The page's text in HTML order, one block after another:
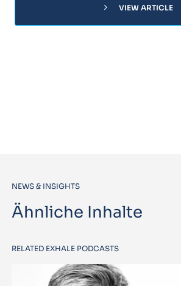
chevron_right VIEW ARTICLE
NEWS & INSIGHTS
Ähnliche Inhalte
RELATED EXHALE PODCASTS